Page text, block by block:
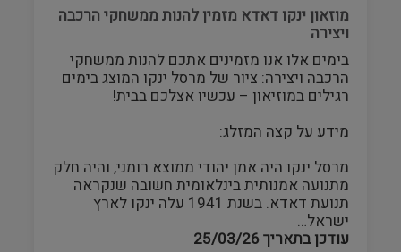
מוזאון ינקו דאדא מזמין להנות ממשחקי הרכבה
ויצירה
בימים אלו אנו מזמינים אתכם להנות ממשחקי
הרכבה ויצירה: ציור של מרסל ינקו המוצג בימים
רגילים במוזיאון – עכשיו אצלכם בבית!
מידע על קצה המזלג:
מרסל ינקו היה אמן יהודי ממוצא רומני, והיה חלק
מתנועה אמנותית בינלאומית חשובה שנקראה
תנועת דאדא. בשנת 1941 עלה ינקו לארץ
ישראל…
עודכן בתאריך 25/03/26